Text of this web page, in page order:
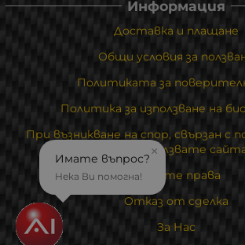
Информация
Доставка и плащане
Общи условия за
Политиката за
Политика за използване на
При възникване на спор, свързан с
можете да ползвате
Вашите права
Отказ от сделка
За Нас
×
Имате въпрос?
Нека Ви помогна!